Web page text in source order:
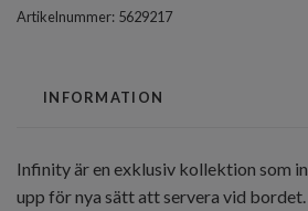
Artikelnummer: 5629217
INFORMATION
Infinity är en exklusiv kollektion som
upp för nya sätt att servera vid